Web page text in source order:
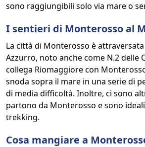
sono raggiungibili solo via mare o
I sentieri di Monterosso al
La città di Monterosso è
Azzurro, noto anche come N.2 delle
collega Riomaggiore con
snoda sopra il mare in una serie di
di media difficoltà. Inoltre, ci sono
partono da Monterosso e sono
trekking.
Cosa mangiare a